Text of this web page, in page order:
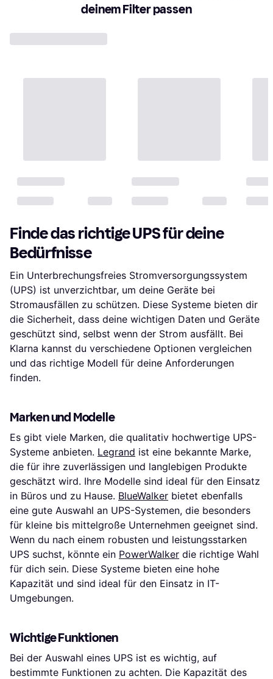
deinem Filter passen
Finde das richtige UPS für deine
Bedürfnisse
Ein Unterbrechungsfreies Stromversorgungssystem
(UPS) ist unverzichtbar, um deine Geräte bei
Stromausfällen zu schützen. Diese Systeme bieten dir
die Sicherheit, dass deine wichtigen Daten und Geräte
geschützt sind, selbst wenn der Strom ausfällt. Bei
Klarna kannst du verschiedene Optionen vergleichen
und das richtige Modell für deine Anforderungen
finden.
Marken und Modelle
Es gibt viele Marken, die qualitativ hochwertige UPS-
Systeme anbieten. Legrand ist eine bekannte Marke,
die für ihre zuverlässigen und langlebigen Produkte
geschätzt wird. Ihre Modelle sind ideal für den Einsatz
in Büros und zu Hause. BlueWalker bietet ebenfalls
eine gute Auswahl an UPS-Systemen, die besonders
für kleine bis mittelgroße Unternehmen geeignet sind.
Wenn du nach einem robusten und leistungsstarken
UPS suchst, könnte ein PowerWalker die richtige Wahl
für dich sein. Diese Systeme bieten eine hohe
Kapazität und sind ideal für den Einsatz in IT-
Umgebungen.
Wichtige Funktionen
Bei der Auswahl eines UPS ist es wichtig, auf
bestimmte Funktionen zu achten. Die Kapazität des